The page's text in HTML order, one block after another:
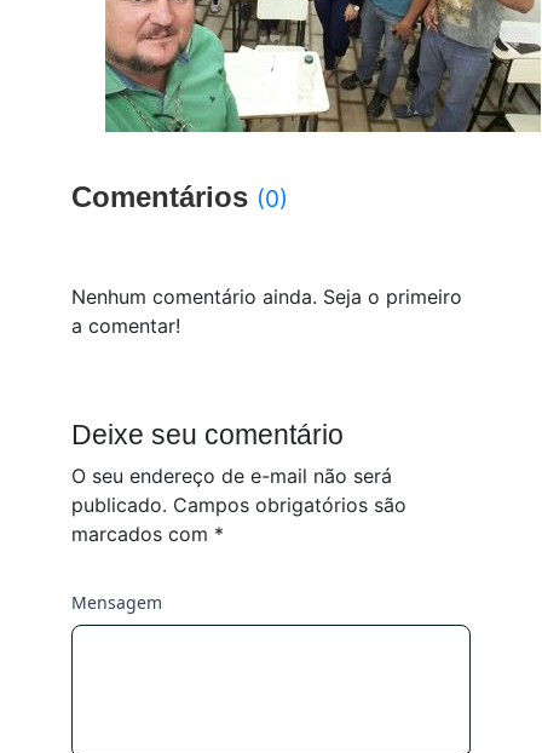
Comentários (0)
Nenhum comentário ainda. Seja o primeiro
a comentar!
Deixe seu comentário
O seu endereço de e-mail não será
publicado. Campos obrigatórios são
marcados com *
Mensagem